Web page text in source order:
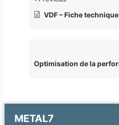
METAL7
VDF – Fiche technique